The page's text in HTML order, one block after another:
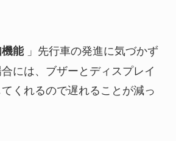
能 」先行車の発進に気づかず
には、ブザーとディスプレイ
くれるので遅れることが減っ